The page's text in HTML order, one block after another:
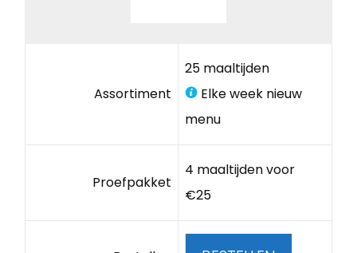
Assortiment
25 maaltijden
Elke week nieuw
menu
Proefpakket
4 maaltijden voor
€25